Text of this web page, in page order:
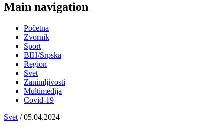
Main navigation
Početna
Zvornik
Sport
BIH/Srpska
Region
Svet
Zanimljivosti
Multimedija
Covid-19
Svet / 05.04.2024